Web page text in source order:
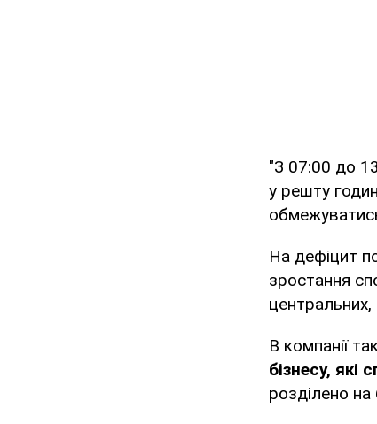
"З 07:00 до
у решту
На дефіцит
зростання
центральних,
В компанії
бізнесу, які
розділено на